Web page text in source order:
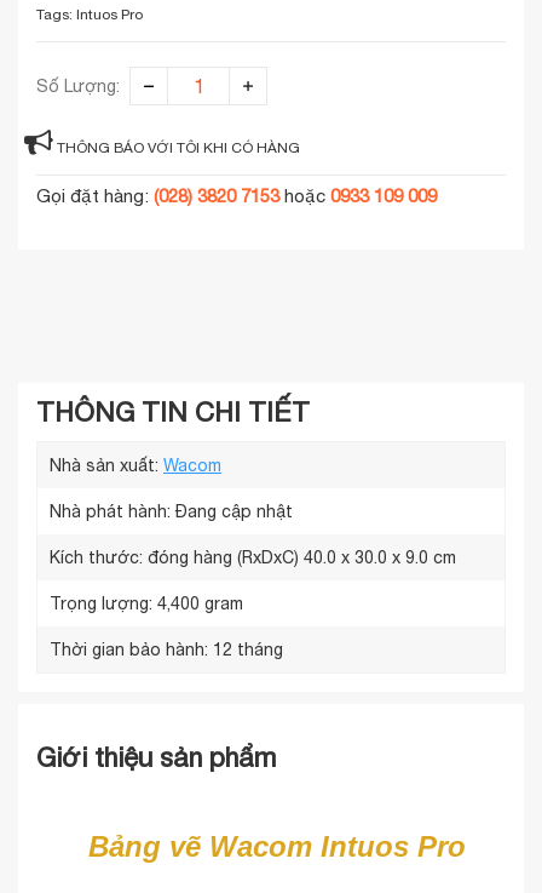
Tags: Intuos Pro
Số Lượng:
THÔNG BÁO VỚI TÔI KHI CÓ HÀNG
Gọi đặt hàng: (028) 3820 7153hoặc 0933 109 009
THÔNG TIN CHI TIẾT
Nhà sản xuất: Wacom
Nhà phát hành:Đang cập nhật
Kích thước: đóng hàng (RxDxC) 40.0 x 30.0 x 9.0 cm
Trọng lượng: 4,400 gram
Thời gian bảo hành: 12 tháng
Giới thiệu sản phẩm
Bảng vẽ Wacom Intuos Pro